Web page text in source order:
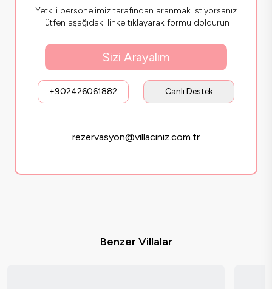
Yetkili personelimiz tarafından aranmak istiyorsanız
lütfen aşağıdaki linke tıklayarak formu doldurun
Sizi Arayalım
+902426061882 Canlı Destek
rezervasyon@villaciniz.com.tr
Benzer Villalar